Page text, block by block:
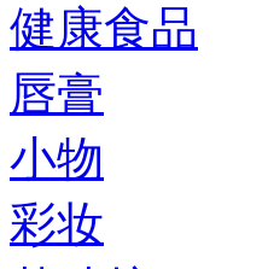
健康食品
唇膏
小物
彩妆